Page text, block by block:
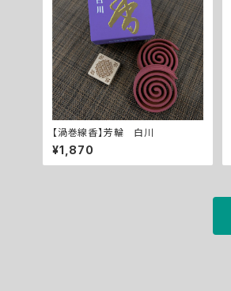
【渦巻線香】芳輪 白川
¥1,870